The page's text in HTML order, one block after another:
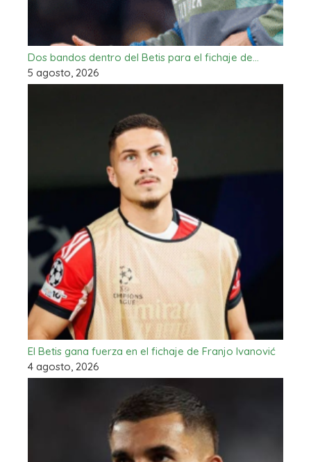
Dos bandos dentro del Betis para el fichaje de…
5 agosto, 2026
El Betis gana fuerza en el fichaje de Franjo Ivanović
4 agosto, 2026